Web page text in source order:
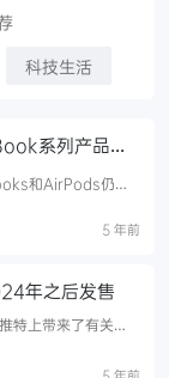
科技生活
系列产品将
和AirPods仍将
和AirPods做
5 年前
年之后发售
特上带来了有关
知名，但本次爆料并